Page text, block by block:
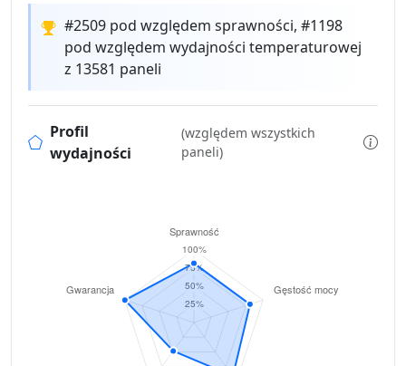
#2509 pod względem sprawności, #1198
pod względem wydajności temperaturowej
z 13581 paneli
Profil
wydajności
(względem wszystkich
paneli)